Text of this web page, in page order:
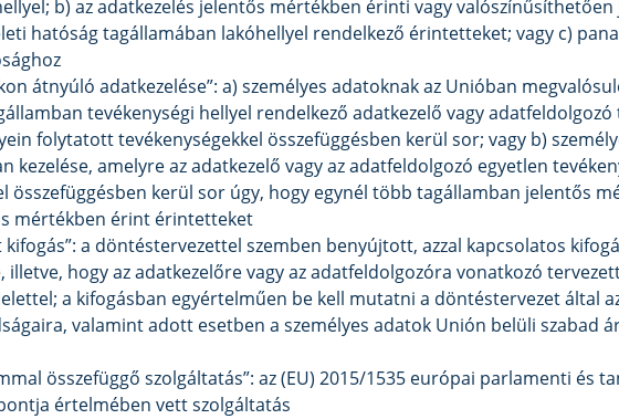
b) az adatkezelés jelentős mértékben érinti vagy
hatóság tagállamában lakóhellyel rendelkező érintetteket; vagy c)
átnyúló adatkezelése”: a) személyes adatoknak az Unióban
tevékenységi hellyel rendelkező adatkezelő vagy
folytatott tevékenységekkel összefüggésben kerül sor; vagy b)
kezelése, amelyre az adatkezelő vagy az adatfeldolgozó egyetlen
összefüggésben kerül sor úgy, hogy egynél több tagállamban jelentős
mértékben érint érintetteket
a döntéstervezettel szemben benyújtott, azzal kapcsolatos
hogy az adatkezelőre vagy az adatfeldolgozóra vonatkozó
a kifogásban egyértelműen be kell mutatni a döntéstervezet által
valamint adott esetben a személyes adatok Unión belüli szabad
összefüggő szolgáltatás”: az (EU) 2015/1535 európai parlamenti és
értelmében vett szolgáltatás